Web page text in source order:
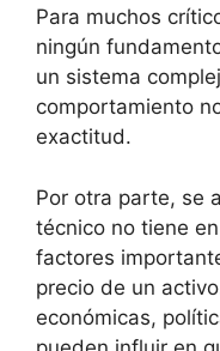
Para muchos
ningún
un sistema
comportamiento
exactitud.
Por otra parte, se
técnico no tiene
factores
precio de un
económicas,